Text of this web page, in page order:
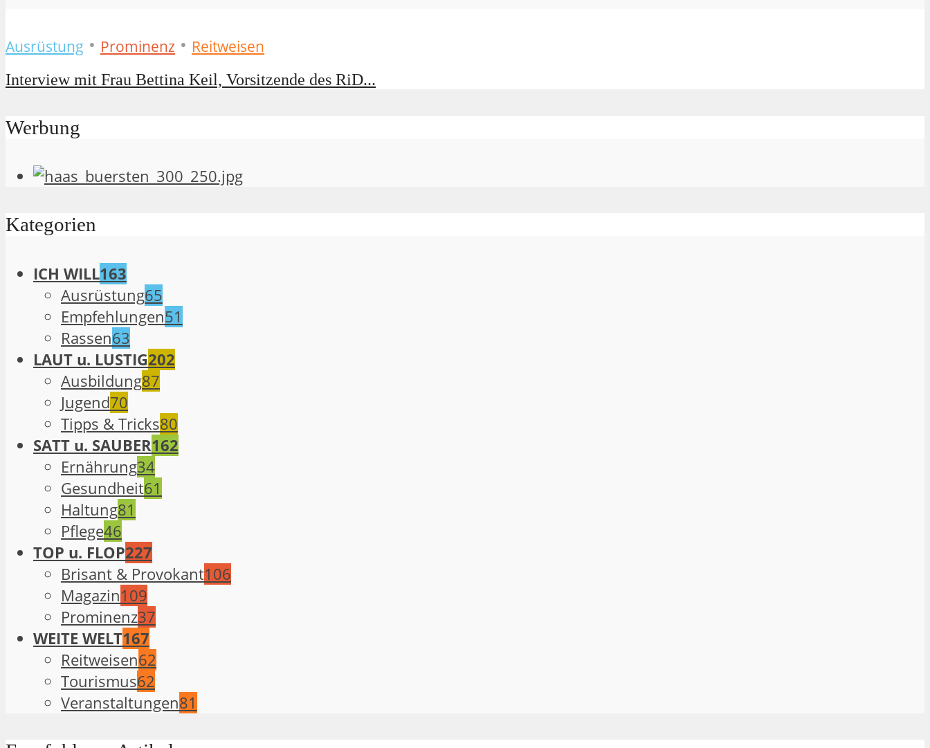
Ausrüstung • Prominenz • Reitweisen
Interview mit Frau Bettina Keil, Vorsitzende des RiD...
Werbung
Kategorien
ICH WILL163
Ausrüstung65
Empfehlungen51
Rassen63
LAUT u. LUSTIG202
Ausbildung87
Jugend70
Tipps & Tricks80
SATT u. SAUBER162
Ernährung34
Gesundheit61
Haltung81
Pflege46
TOP u. FLOP227
Brisant & Provokant106
Magazin109
Prominenz37
WEITE WELT167
Reitweisen62
Tourismus62
Veranstaltungen81